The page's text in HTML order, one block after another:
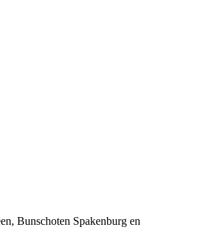
Bunschoten Spakenburg en